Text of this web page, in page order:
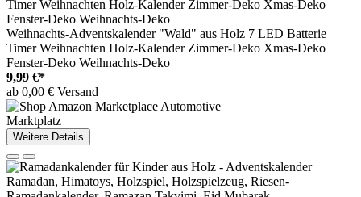
Weihnachts-Adventskalender "Wald" aus Holz 7 LED Batterie
Timer Weihnachten Holz-Kalender Zimmer-Deko Xmas-Deko
Fenster-Deko Weihnachts-Deko
9,99 €*
ab 0,00 € Versand
Marktplatz
Weitere Details